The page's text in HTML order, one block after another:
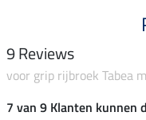
9 Reviews
voor grip rijbroek Tabea
7 van 9 Klanten kunnen